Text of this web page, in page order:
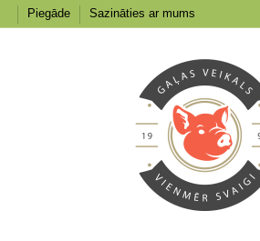
Piegāde Sazināties ar mums